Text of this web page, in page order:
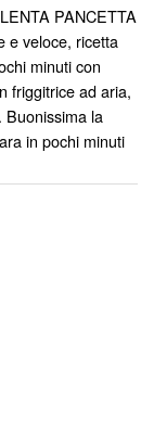
PANCETTA
e veloce, ricetta
minuti con
friggitrice ad aria,
Buonissima la
in pochi minuti